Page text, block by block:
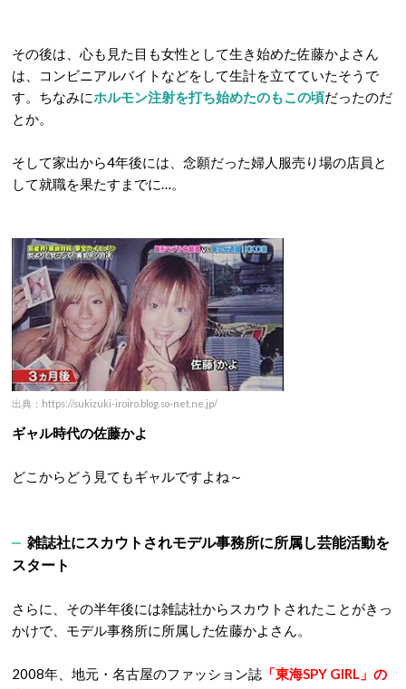
その後は、心も見た目も女性として生き始めた佐藤かよさん
は、コンビニアルバイトなどをして生計を立てていたそうで
す。ちなみにホルモン注射を打ち始めたのもこの頃だったのだ
とか。
そして家出から4年後には、念願だった婦人服売り場の店員と
して就職を果たすまでに…。
出典：https://sukizuki-iroiro.blog.so-net.ne.jp/
ギャル時代の佐藤かよ
どこからどう見てもギャルですよね～
雑誌社にスカウトされモデル事務所に所属し芸能活動を
スタート
さらに、その半年後には雑誌社からスカウトされたことがきっ
かけで、モデル事務所に所属した佐藤かよさん。
2008年、地元・名古屋のファッション誌 「東海SPY GIRL」の